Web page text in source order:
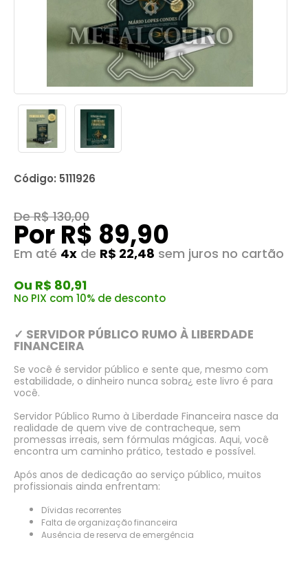
Código: 5111926
De R$ 130,00
Por R$ 89,90
Em até 4x de R$ 22,48 sem juros no cartão
Ou R$ 80,91
No PIX com 10% de desconto
✓ SERVIDOR PÚBLICO RUMO À LIBERDADE
FINANCEIRA
Se você é servidor público e sente que, mesmo com
estabilidade, o dinheiro nunca sobra¿ este livro é para
você.
Servidor Público Rumo à Liberdade Financeira nasce da
realidade de quem vive de contracheque, sem
promessas irreais, sem fórmulas mágicas. Aqui, você
encontra um caminho prático, testado e possível.
Após anos de dedicação ao serviço público, muitos
profissionais ainda enfrentam:
Dívidas recorrentes
Falta de organização financeira
Ausência de reserva de emergência